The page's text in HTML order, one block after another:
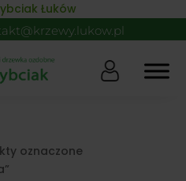
Łuków
oznaczone